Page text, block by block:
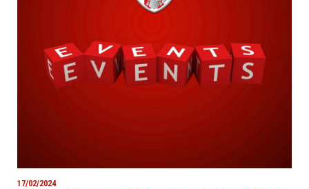
17/02/2024